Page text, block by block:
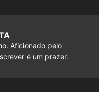
Aficionado pelo
é um prazer.